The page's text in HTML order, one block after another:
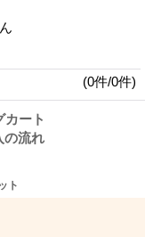
(0件/0件)
カート
の流れ
ト